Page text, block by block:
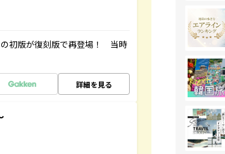
初版が復刻版で再登場！ 当時
詳細を見る